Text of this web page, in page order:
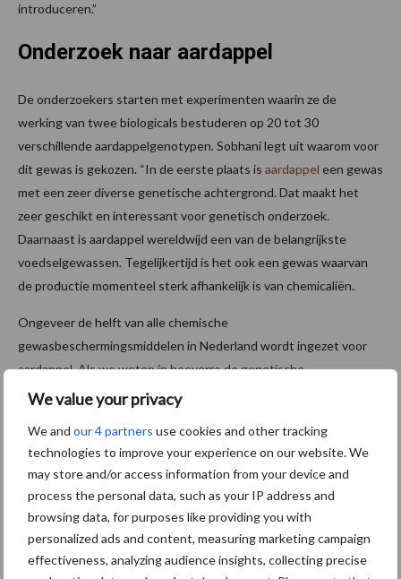
We value your privacy
We and our 4 partners use cookies and other tracking
technologies to improve your experience on our website. We
may store and/or access information from your device and
process the personal data, such as your IP address and
browsing data, for purposes like providing you with
personalized ads and content, measuring marketing campaign
effectiveness, analyzing audience insights, collecting precise
introduceren.”
Onderzoek naar aardappel
De onderzoekers starten met experimenten waarin ze de
werking van twee biologicals bestuderen op 20 tot 30
verschillende aardappelgenotypen. Sobhani legt uit waarom voor
dit gewas is gekozen. “In de eerste plaats is aardappel een gewas
met een zeer diverse genetische achtergrond. Dat maakt het
zeer geschikt en interessant voor genetisch onderzoek.
Daarnaast is aardappel wereldwijd een van de belangrijkste
voedselgewassen. Tegelijkertijd is het ook een gewas waarvan
de productie momenteel sterk afhankelijk is van chemicaliën.
Ongeveer de helft van alle chemische
gewasbeschermingsmiddelen in Nederland wordt ingezet voor
aardappel. Als we weten in hoeverre de genetische
samenstelling een rol speelt bij de effectiviteit van biologicals,
een kleinere afhankelijkheid van chemische middelen, ook in een
biologische productieomgeving.”
Veredelaars aan boord krijgen
Visser hoopt de komende jaren ook veredelaars en andere